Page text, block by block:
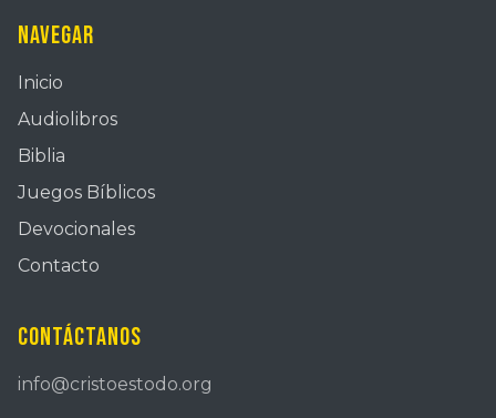
Navegar
Inicio
Audiolibros
Biblia
Juegos Bíblicos
Devocionales
Contacto
Contáctanos
info@cristoestodo.org